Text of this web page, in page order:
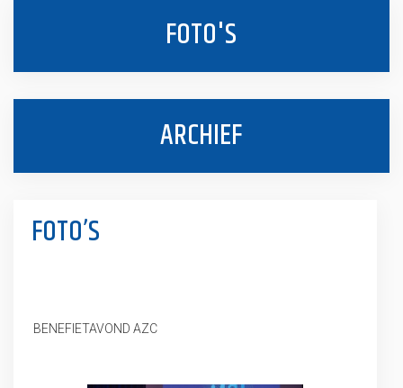
FOTO'S
ARCHIEF
FOTO’S
BENEFIETAVOND AZC